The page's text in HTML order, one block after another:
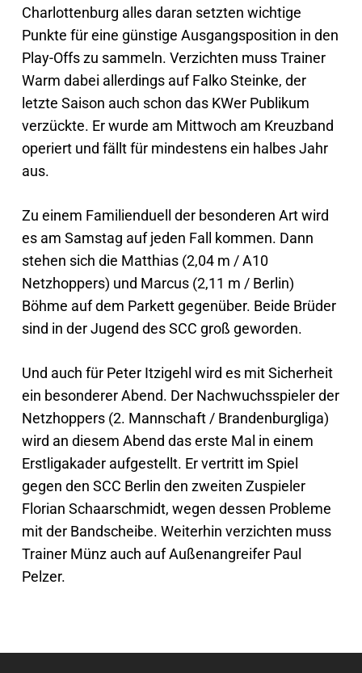
Charlottenburg alles daran setzten wichtige
Punkte für eine günstige Ausgangsposition in den
Play-Offs zu sammeln. Verzichten muss Trainer
Warm dabei allerdings auf Falko Steinke, der
letzte Saison auch schon das KWer Publikum
verzückte. Er wurde am Mittwoch am Kreuzband
operiert und fällt für mindestens ein halbes Jahr
aus.
Zu einem Familienduell der besonderen Art wird
es am Samstag auf jeden Fall kommen. Dann
stehen sich die Matthias (2,04 m / A10
Netzhoppers) und Marcus (2,11 m / Berlin)
Böhme auf dem Parkett gegenüber. Beide Brüder
sind in der Jugend des SCC groß geworden.
Und auch für Peter Itzigehl wird es mit Sicherheit
ein besonderer Abend. Der Nachwuchsspieler der
Netzhoppers (2. Mannschaft / Brandenburgliga)
wird an diesem Abend das erste Mal in einem
Erstligakader aufgestellt. Er vertritt im Spiel
gegen den SCC Berlin den zweiten Zuspieler
Florian Schaarschmidt, wegen dessen Probleme
mit der Bandscheibe. Weiterhin verzichten muss
Trainer Münz auch auf Außenangreifer Paul
Pelzer.